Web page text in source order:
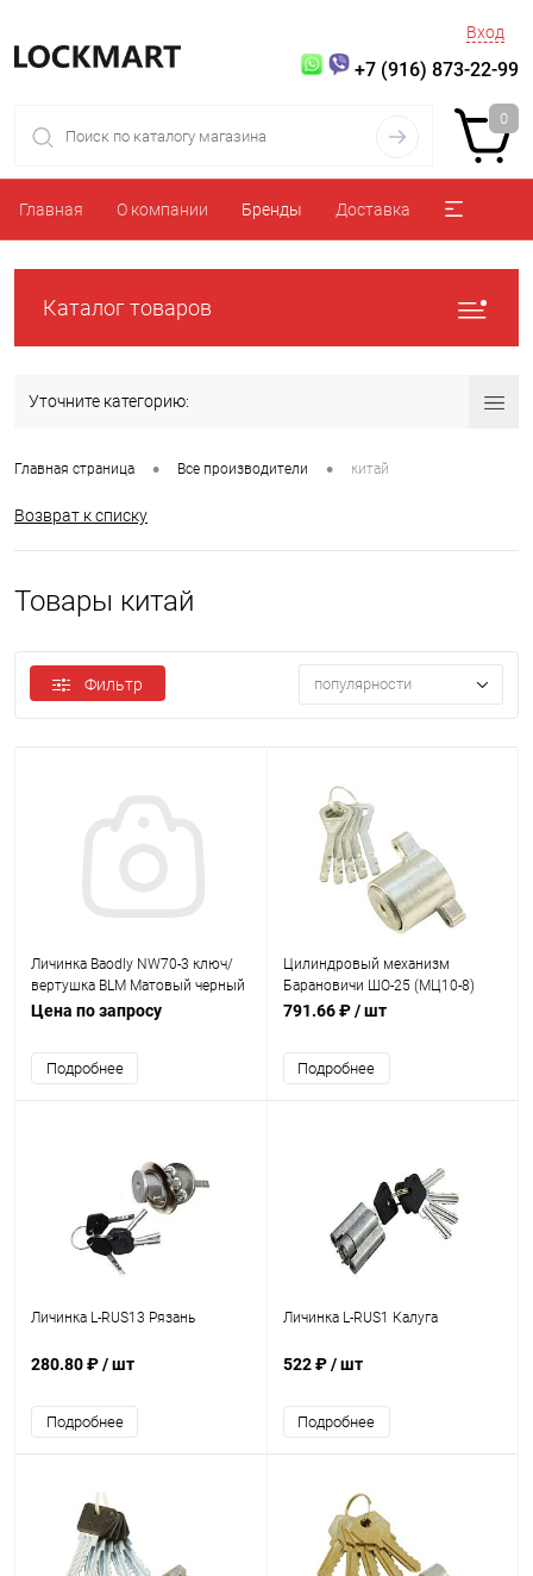
Вход
+7 (916) 873-22-99
0
Главная О компании Бренды Доставка
Каталог товаров
Уточните категорию:
Главная страница • Все производители • китай
Возврат к списку
Товары китай
Фильтр популярности
Личинка Baodly NW70-3 ключ/
вертушка BLM Матовый черный
Цена по запросу
Подробнее
Цилиндровый механизм
Барановичи ШО-25 (МЦ10-8)
791.66 ₽/ шт
Подробнее
Личинка L-RUS13 Рязань
280.80 ₽/ шт
Подробнее
Личинка L-RUS1 Калуга
522 ₽/ шт
Подробнее